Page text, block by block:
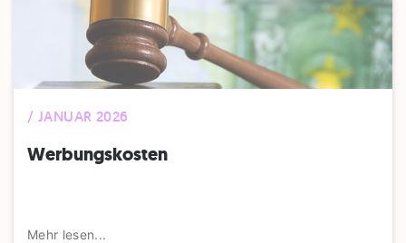
/ JANUAR 2026
Werbungskosten
Mehr lesen...